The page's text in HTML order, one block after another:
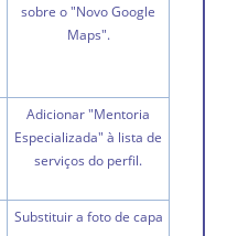
sobre o "Novo Google
Maps".
Adicionar "Mentoria
Especializada" à lista de
serviços do perfil.
Substituir a foto de capa